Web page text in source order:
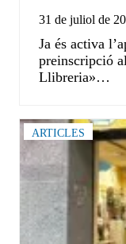
31 de juliol de
Ja és activa
preinscripció
Llibreria»…
ARTICLES